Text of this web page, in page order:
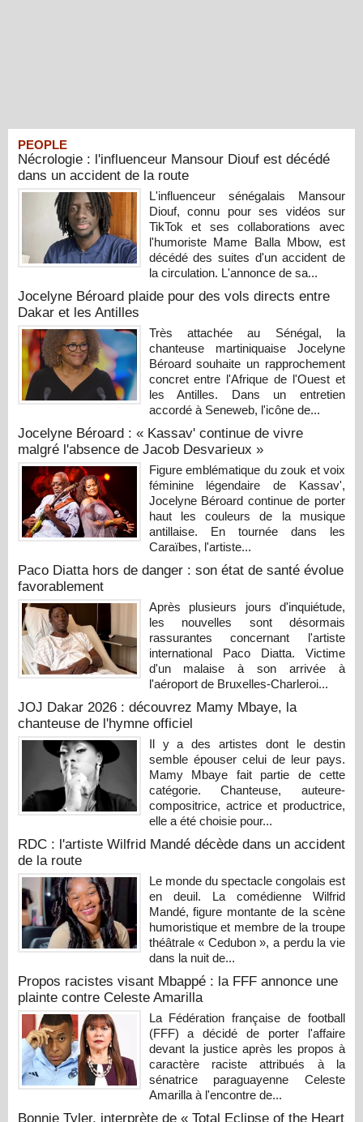
PEOPLE
Nécrologie : l'influenceur Mansour Diouf est décédé
dans un accident de la route
L'influenceur sénégalais Mansour
Diouf, connu pour ses vidéos sur
TikTok et ses collaborations avec
l'humoriste Mame Balla Mbow, est
décédé des suites d'un accident de
la circulation. L'annonce de sa...
Jocelyne Béroard plaide pour des vols directs entre
Dakar et les Antilles
Très attachée au Sénégal, la
chanteuse martiniquaise Jocelyne
Béroard souhaite un rapprochement
concret entre l'Afrique de l'Ouest et
les Antilles. Dans un entretien
accordé à Seneweb, l'icône de...
Jocelyne Béroard : « Kassav' continue de vivre
malgré l'absence de Jacob Desvarieux »
Figure emblématique du zouk et voix
féminine légendaire de Kassav',
Jocelyne Béroard continue de porter
haut les couleurs de la musique
antillaise. En tournée dans les
Caraïbes, l'artiste...
Paco Diatta hors de danger : son état de santé évolue
favorablement
Après plusieurs jours d'inquiétude,
les nouvelles sont désormais
rassurantes concernant l'artiste
international Paco Diatta. Victime
d'un malaise à son arrivée à
l'aéroport de Bruxelles-Charleroi...
JOJ Dakar 2026 : découvrez Mamy Mbaye, la
chanteuse de l'hymne officiel
Il y a des artistes dont le destin
semble épouser celui de leur pays.
Mamy Mbaye fait partie de cette
catégorie. Chanteuse, auteure-
compositrice, actrice et productrice,
elle a été choisie pour...
RDC : l'artiste Wilfrid Mandé décède dans un accident
de la route
Le monde du spectacle congolais est
en deuil. La comédienne Wilfrid
Mandé, figure montante de la scène
humoristique et membre de la troupe
théâtrale « Cedubon », a perdu la vie
dans la nuit de...
Propos racistes visant Mbappé : la FFF annonce une
plainte contre Celeste Amarilla
La Fédération française de football
(FFF) a décidé de porter l'affaire
devant la justice après les propos à
caractère raciste attribués à la
sénatrice paraguayenne Celeste
Amarilla à l'encontre de...
Bonnie Tyler, interprète de « Total Eclipse of the Heart